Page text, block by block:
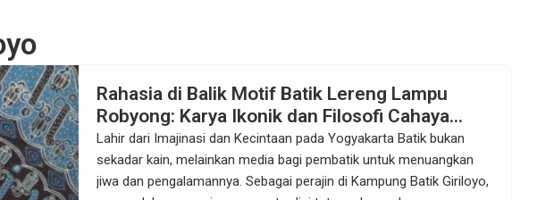
Rahasia di Balik Motif Batik Lereng Lampu
Robyong: Karya Ikonik dan Filosofi Cahaya
Khas Giriloyo
Lahir dari Imajinasi dan Kecintaan pada Yogyakarta Batik bukan
sekadar kain, melainkan media bagi pembatik untuk menuangkan
jiwa dan pengalamannya. Sebagai perajin di Kampung Batik Giriloyo,